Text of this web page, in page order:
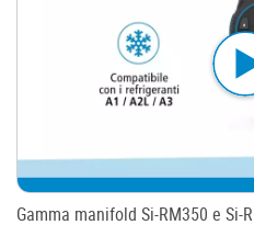
Gamma manifold Si-RM350 e Si-